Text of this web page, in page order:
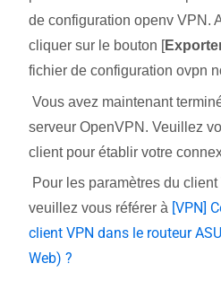
de configuration openv VPN.
cliquer sur le bouton [
fichier de configuration ovpn
Vous avez maintenant
serveur OpenVPN. Veuillez
client pour établir votre
Pour les paramètres du
veuillez vous référer à [VPN]
client VPN dans le routeur
Web) ?